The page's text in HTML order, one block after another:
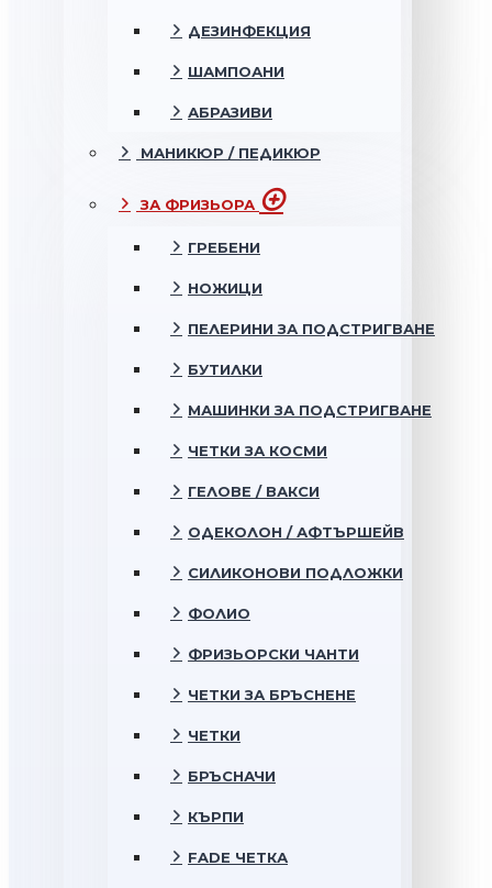
ДЕЗИНФЕКЦИЯ
ШАМПОАНИ
АБРАЗИВИ
МАНИКЮР / ПЕДИКЮР
ЗА ФРИЗЬОРА
ГРЕБЕНИ
НОЖИЦИ
ПЕЛЕРИНИ ЗА ПОДСТРИГВАНЕ
БУТИЛКИ
МАШИНКИ ЗА ПОДСТРИГВАНЕ
ЧЕТКИ ЗА КОСМИ
ГЕЛОВЕ / ВАКСИ
ОДЕКОЛОН / АФТЪРШЕЙВ
СИЛИКОНОВИ ПОДЛОЖКИ
ФОЛИО
ФРИЗЬОРСКИ ЧАНТИ
ЧЕТКИ ЗА БРЪСНЕНЕ
ЧЕТКИ
БРЪСНАЧИ
КЪРПИ
FADE ЧЕТКА